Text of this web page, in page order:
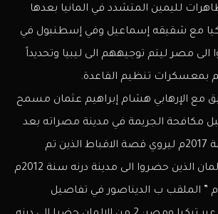
لليمين المتشدد في المانيا بعدها
مع شقيقه إسماعيل وفي إسطنبول في
الى مصر ليتم توجيههم الى ليبيا وتحديداً
بمعسكرات تنظيم القاعدة.
مع الإرهابي هشام إبراهيم عثمان مسمح
مكافحة الجريمة في مدينة مصراته بعد
القبض عليه في سنة 2017م ليروي قصة الاقباط الذين تم
ذبحهم ذكر قصة الالمان الذين حضروا الى مدينة درنه سنة 2012م
” الملقب ب الديناصور في تفاصيل